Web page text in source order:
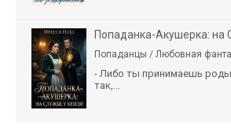
Попаданка-Акушерка: на
Попаданцы / Любовная
- Либо ты принимаешь
так,...